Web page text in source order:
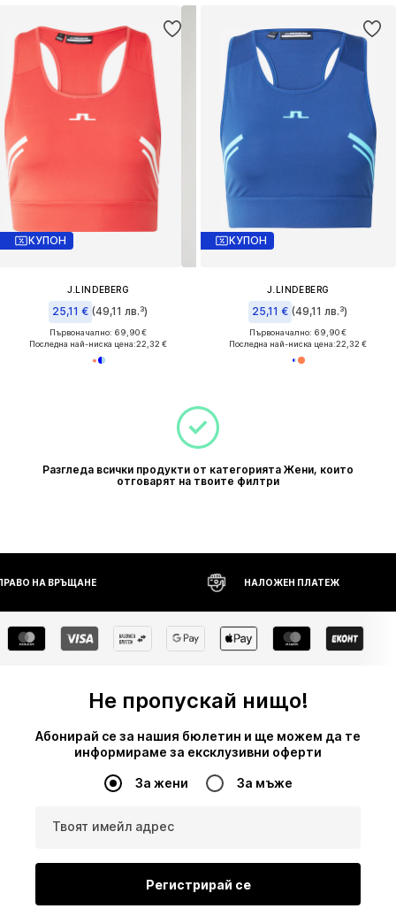
КУПОН
J.LINDEBERG
25,11 € (49,11 лв.³)
Първоначално: 69,90 €
Последна най-ниска цена:22,32 €
КУПОН
J.LINDEBERG
25,11 € (49,11 лв.³)
Първоначално: 69,90 €
Последна най-ниска цена:22,32 €
Разгледа всички продукти от категорията Жени, които
отговарят на твоите филтри
НА ВРЪЩАНЕ НАЛОЖЕН ПЛАТЕЖ
Не пропускай нищо!
Абонирай се за нашия бюлетин и ще можем да те
информираме за ексклузивни оферти
За жени За мъже
Твоят имейл адрес
Регистрирай се